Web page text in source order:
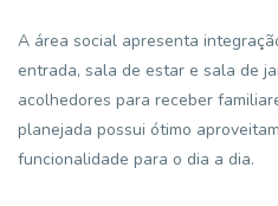
A área social apresenta
entrada, sala de estar e sala de
acolhedores para receber
planejada possui ótimo
funcionalidade para o dia a dia.